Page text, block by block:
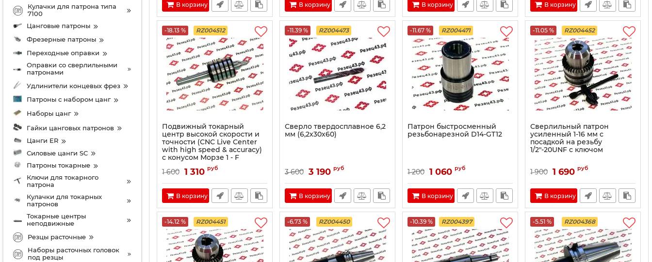
Кулачки для патрона типа
7100
Цанговые патроны
Фрезерные патроны
Переходные оправки
Оправки со сверлильными
патронами
Удлинители концевых фрез
Патроны с набором цанг
Наборы цанг
Гайки цанговых патронов
Цанги ER
Силовые цанги SC
Патроны токарные
Ключи для токарного
патрона
Кулачки для токарных
патронов
Токарные центры
неподвижные
Резцы расточные
Наборы расточных головок
под резцы
В корзину В корзину В корзину В корзину
-18.13 % RZ004512
Подвижный токарный
центр высокой скорости и
точности (CNC Live Center
with high speed & accuracy)
с конусом Морзе 1 - F
1 600 1 310 руб
В корзину
-11.39 % RZ004473
Сверло твердосплавное 6,2
мм (6,2х30х60)
3 600 3 190 руб
В корзину
-11.67 % RZ004471
Патрон быстросменный
резьбонарезной D14-GT12
1 200 1 060 руб
В корзину
-11.05 % RZ004452
Сверлильный патрон
усиленный 1-16 мм c
посадкой на резьбу
1/2"-20UNF с ключом
1 900 1 690 руб
В корзину
-14.12 % RZ004451 -6.73 % RZ004450 -10.39 % RZ004397 -5.51 % RZ004368